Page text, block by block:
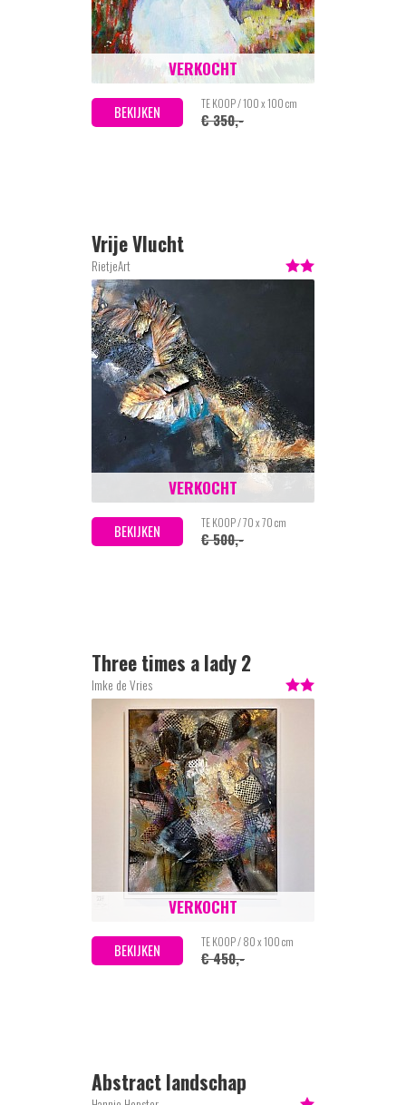
BEKIJKEN TE KOOP / 100 x 100 cm
€ 350,-
VERKOCHT
Vrije Vlucht
RietjeArt
BEKIJKEN TE KOOP / 70 x 70 cm
€ 500,-
VERKOCHT
Three times a lady 2
Imke de Vries
BEKIJKEN TE KOOP / 80 x 100 cm
€ 450,-
VERKOCHT
Abstract landschap